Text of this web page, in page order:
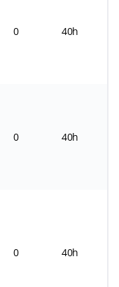
0 40h
0 40h
0 40h